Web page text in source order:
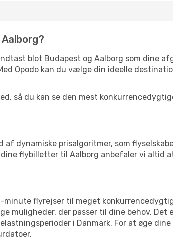
blot Budapest og Aalborg som dine
Opodo kan du vælge din ideelle
så du kan se den mest
dynamiske prisalgoritmer, som
flybilletter til Aalborg anbefaler vi altid
flyrejser til meget
muligheder, der passer til dine behov.
i Danmark. For at øge